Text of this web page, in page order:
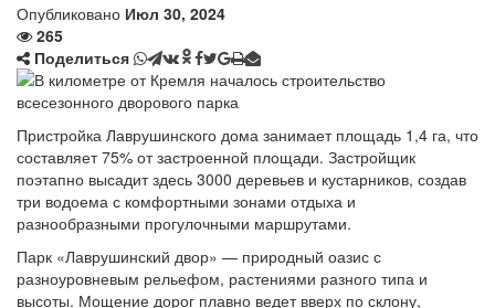
Опубликовано Июл 30, 2024
265
Поделиться
Пристройка Лаврушинского дома занимает площадь 1,4 га, что
составляет 75% от застроенной площади. Застройщик
поэтапно высадит здесь 3000 деревьев и кустарников, создав
три водоема с комфортными зонами отдыха и
разнообразными прогулочными маршрутами.
Парк «Лаврушинский двор» — природный оазис с
разноуровневым рельефом, растениями разного типа и
высоты. Мощение дорог плавно ведет вверх по склону,